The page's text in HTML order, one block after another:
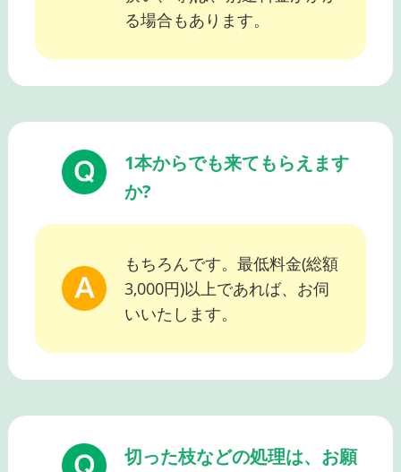
る場合もあります。
1本からでも来てもらえます
か?
もちろんです。最低料金(総額
3,000円)以上であれば、お伺
いいたします。
切った枝などの処理は、お願